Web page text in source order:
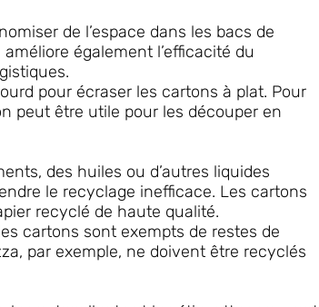
de l’espace dans les bacs de
également l’efficacité du
pour écraser les cartons à plat. Pour
peut être utile pour les découper en
des huiles ou d’autres liquides
le recyclage inefficace. Les cartons
recyclé de haute qualité.
cartons sont exempts de restes de
par exemple, ne doivent être recyclés